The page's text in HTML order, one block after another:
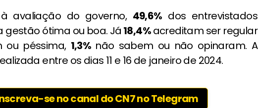
avaliação do governo, 49,6% dos entrevistados
gestão ótima ou boa. Já 18,4%acreditam ser regular
ou péssima, 1,3% não sabem ou não opinaram. A
entre os dias 11 e 16 de janeiro de 2024.
se no canal do CN7 no Telegram